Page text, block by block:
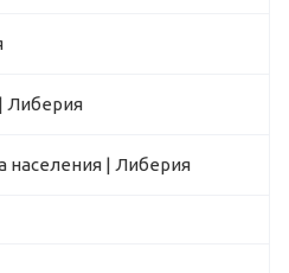
Либерия
населения | Либерия